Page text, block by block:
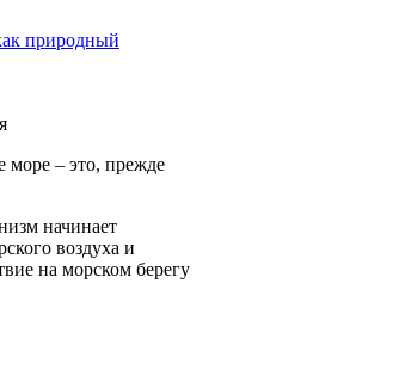
природный
– это, прежде
начинает
воздуха и
на морском берегу